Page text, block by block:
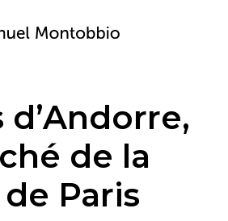
d’Andorre,
de la
Paris